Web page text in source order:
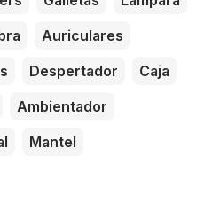
Auriculares
Despertador
Caja
Ambientador
Mantel